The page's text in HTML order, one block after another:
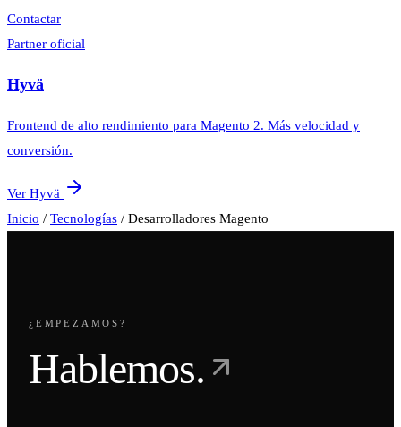
Contactar
Partner oficial
Hyvä
Frontend de alto rendimiento para Magento 2. Más velocidad y
conversión.
Ver Hyvä
Inicio / Tecnologías / Desarrolladores Magento
¿EMPEZAMOS?
Hablemos.